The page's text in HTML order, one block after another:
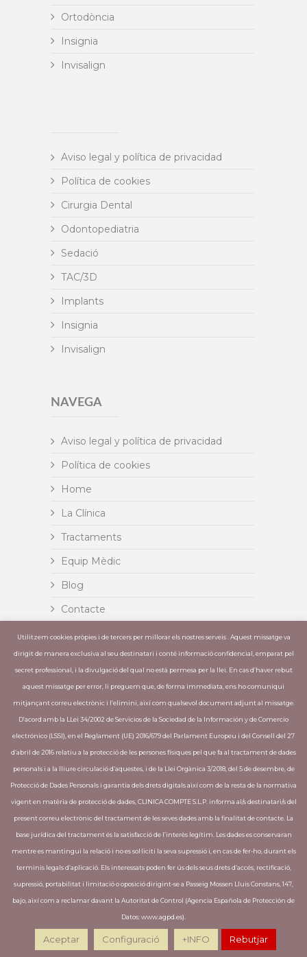
Ortodòncia
Insignia
Invisalign
Aviso legal y política de privacidad
Política de cookies
Cirurgia Dental
Odontopediatria
Sedació
TAC/3D
Implants
Insignia
Invisalign
NAVEGA
Aviso legal y política de privacidad
Política de cookies
Home
La Clínica
Tractaments
Equip Mèdic
Blog
Contacte
Insignia
Invisalign
ÚLTIMES PUBLICACIONS
L´òxid nitrós elimina la por a anar al
dentista – Moltes clíniques ja incorporen
aquesta tècnica
La importància d’una bona higiene
bucodental
Copyright © Clínica Compte 2018 · Disseny
Web perCreative Corner
[Política de cookies]
[Avis legal i política de privacitat]
Utilitzem cookies pròpies i de tercers per millorar els nostres serveis . Aquest missatge va
dirigit de manera exclusiva al seu destinatari i conté informació confidencial, emparat pel
secret professional, i la divulgació del qual no està permesa per la llei. En cas d’haver rebut
aquest missatge per error, li preguem que, de forma immediata, ens ho comuniqui
mitjançant correu electrònic i l’elimini, així com qualsevol document adjunt al missatge.
D’acord amb la LLei 34/2002 de Servicios de la Sociedad de la Información y de Comercio
electrónico (LSSI), en el Reglament (UE) 2016/679 del Parlament Europeu i del Consell del 27
d’abril de 2016 relatiu a la protecció de les persones físiques pel que fa al tractament de dades
personals i a la lliure circulació d’aquestes, i de la Llei Orgànica 3/2018, del 5 de desembre, de
Protecció de Dades Personals i garantia dels drets digitals així com de la resta de la normativa
vigent en matèria de protecció de dades, CLINICA COMPTE S.L.P. informa al/s destinatari/s del
present correu electrònic del tractament de les seves dades amb la finalitat de contacte. La
base jurídica del tractament és la satisfacció de l’interès legítim. Les dades es conservaran
mentre es mantingui la relació i no es sol·liciti la seva supressió i, en cas de fer-ho, durant els
terminis legals d’aplicació. Els interessats poden fer ús dels seus drets d’accés, rectificació,
supressió, portabilitat i limitació o oposició dirigint-se a Passeig Mossen Lluis Constans, 147,
bajo, així com a reclamar davant la Autoritat de Control (Agencia Española de Protección de
Datos: www.agpd.es).
Aceptar Configuració +INFO Rebutjar